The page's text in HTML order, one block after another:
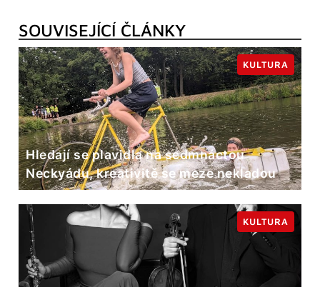
SOUVISEJÍCÍ ČLÁNKY
Hledají se plavidla na sedmnáctou
Neckyádu, kreativitě se meze nekladou
KULTURA
KULTURA